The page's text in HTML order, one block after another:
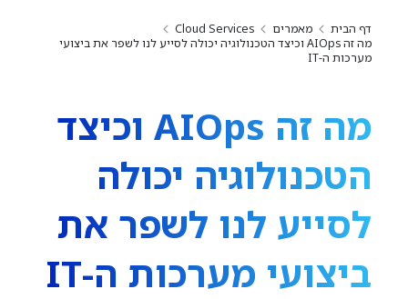
דף הבית מאמרים
Cloud Services
מה זה AIOps וכיצד הטכנולוגיה יכולה לסייע לנו לשפר את ביצועי
מערכות ה-IT
מה זה AIOps וכיצד
הטכנולוגיה יכולה
לסייע לנו לשפר את
ביצועי מערכות ה-IT